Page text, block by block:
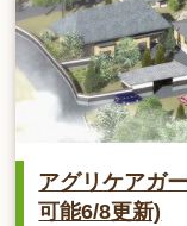
アグリケアガ
可能6/8更新)